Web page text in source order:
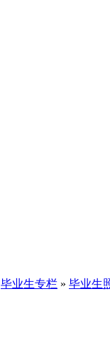
毕业生专栏 » 毕业生